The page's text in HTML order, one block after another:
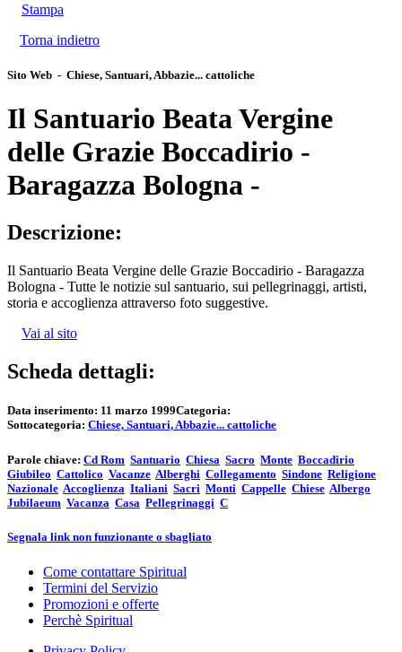
Stampa
Torna indietro
Sito Web - Chiese, Santuari, Abbazie... cattoliche
Il Santuario Beata Vergine
delle Grazie Boccadirio -
Baragazza Bologna -
Descrizione:
Il Santuario Beata Vergine delle Grazie Boccadirio - Baragazza
Bologna - Tutte le notizie sul santuario, sui pellegrinaggi, artisti,
storia e accoglienza attraverso foto suggestive.
Vai al sito
Scheda dettagli:
Data inserimento: 11 marzo 1999Categoria:
Sottocategoria: Chiese, Santuari, Abbazie... cattoliche
Parole chiave: Cd Rom Santuario Chiesa Sacro Monte Boccadirio
Giubileo Cattolico Vacanze Alberghi Collegamento Sindone Religione
Nazionale Accoglienza Italiani Sacri Monti Cappelle Chiese Albergo
Jubilaeum Vacanza Casa Pellegrinaggi C
Segnala link non funzionante o sbagliato
Come contattare Spiritual
Termini del Servizio
Promozioni e offerte
Perchè Spiritual